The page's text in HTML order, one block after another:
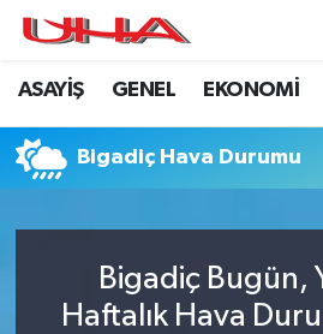
ASAYİŞ GENEL EKONOMİ
Bigadiç Hava Durumu
Bigadiç Bugün,
Haftalık Hava
ASAYİŞ
GÜNDEM
YAŞAM
Nöbetçi Eczaneler
Hava Durumu
Trafik Durumu